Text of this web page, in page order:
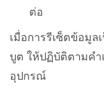
ต่อ
เมื่อการรีเซ็ตข้อมูล
บูต ให้ปฏิบัติตามค
อุปกรณ์